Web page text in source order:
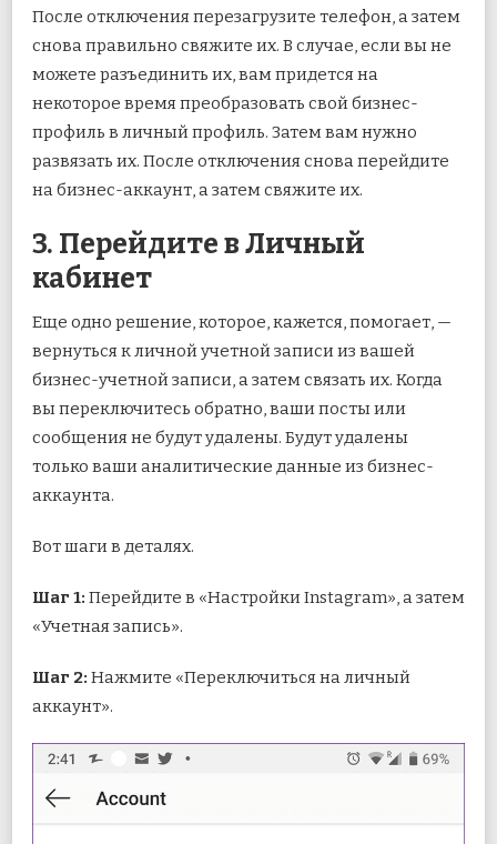
После отключения перезагрузите телефон, а затем
снова правильно свяжите их. В случае, если вы не
можете разъединить их, вам придется на
некоторое время преобразовать свой бизнес-
профиль в личный профиль. Затем вам нужно
развязать их. После отключения снова перейдите
на бизнес-аккаунт, а затем свяжите их.
3. Перейдите в Личный
кабинет
Еще одно решение, которое, кажется, помогает, —
вернуться к личной учетной записи из вашей
бизнес-учетной записи, а затем связать их. Когда
вы переключитесь обратно, ваши посты или
сообщения не будут удалены. Будут удалены
только ваши аналитические данные из бизнес-
аккаунта.
Вот шаги в деталях.
Шаг 1: Перейдите в «Настройки Instagram», а затем
«Учетная запись».
Шаг 2: Нажмите «Переключиться на личный
аккаунт».